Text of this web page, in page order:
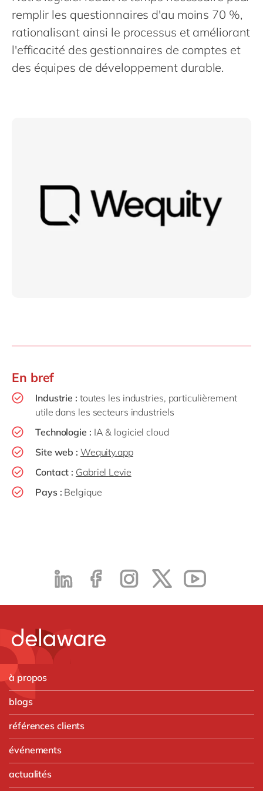
Philippines
Singapore
Switzerland
UK & Ireland
remplir les questionnaires d'au moins 70 %,
rationalisant ainsi le processus et améliorant
l'efficacité des gestionnaires de comptes et
des équipes de développement durable.
En bref
Industrie : toutes les industries, particulièrement
utile dans les secteurs industriels
Technologie : IA & logiciel cloud
Site web : Wequity.app
Contact : Gabriel Levie
Pays : Belgique
à propos
blogs
références clients
événements
actualités